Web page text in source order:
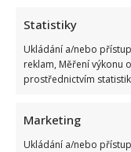
Statistiky
Ukládání a/nebo
reklam, Měření výkonu
prostřednictvím
Marketing
Ukládání a/nebo